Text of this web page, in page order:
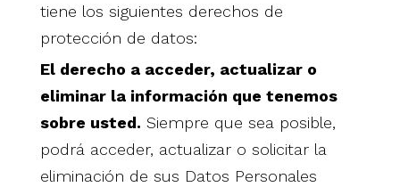
tiene los siguientes derechos de
protección de datos:
El derecho a acceder, actualizar o
eliminar la información que tenemos
sobre usted. Siempre que sea posible,
podrá acceder, actualizar o solicitar la
eliminación de sus Datos Personales